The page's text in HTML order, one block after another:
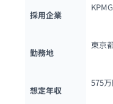
採用企業
勤務地
東京
想定年収
575